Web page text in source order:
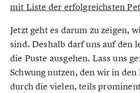
mit Liste der erfolgreichsten
Jetzt geht es darum zu zeigen,
sind. Deshalb darf uns auf den
die Puste ausgehen. Lass uns
Schwung nutzen, den wir in den
durch die vielen, teils